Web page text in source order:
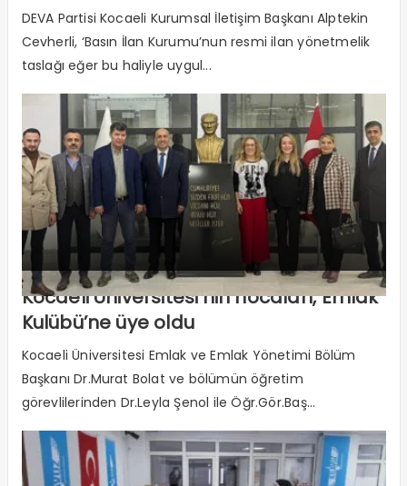
DEVA Partisi Kocaeli Kurumsal İletişim Başkanı Alptekin
Cevherli, ‘Basın İlan Kurumu’nun resmi ilan yönetmelik
taslağı eğer bu haliyle uygul...
Kocaeli Üniversitesi’nin hocaları, Emlak
Kulübü’ne üye oldu
Kocaeli Üniversitesi Emlak ve Emlak Yönetimi Bölüm
Başkanı Dr.Murat Bolat ve bölümün öğretim
görevlilerinden Dr.Leyla Şenol ile Öğr.Gör.Baş...